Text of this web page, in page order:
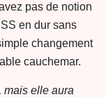
pas de notion
en dur sans
changement
cauchemar.
mais elle aura